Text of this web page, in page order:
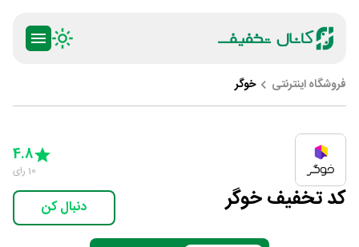
فروشگاه اینترنتی خوگر
کد تخفیف خوگر
4 Stars
5 Stars
4.8
10 رای
دنبال کن